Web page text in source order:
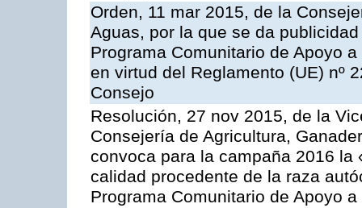
Orden, 11 mar 2015, de la
Aguas, por la que se da
Programa Comunitario de Apoyo
en virtud del Reglamento (UE) nº
Consejo
Resolución, 27 nov 2015, de la
Consejería de Agricultura,
convoca para la campaña 2016
calidad procedente de la raza
Programa Comunitario de Apoyo